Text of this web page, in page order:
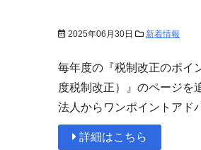
2025年06月30日 新着情報
毎年度の『税制改正のポイ
度税制改正）』のページを
法人からワンポイントアド
詳細はこちら